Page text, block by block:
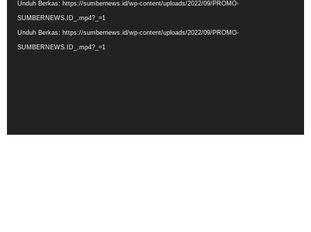
Unduh Berkas: https://sumbernews.id/wp-content/uploads/2022/09/PROMO-
SUMBERNEWS.ID_.mp4?_=1
Unduh Berkas: https://sumbernews.id/wp-content/uploads/2022/09/PROMO-
SUMBERNEWS.ID_.mp4?_=1